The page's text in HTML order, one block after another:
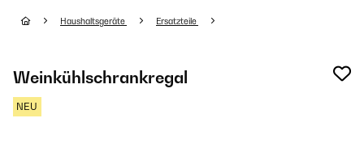
Haushaltsgeräte Ersatzteile
Weinkühlschrankregal
NEU